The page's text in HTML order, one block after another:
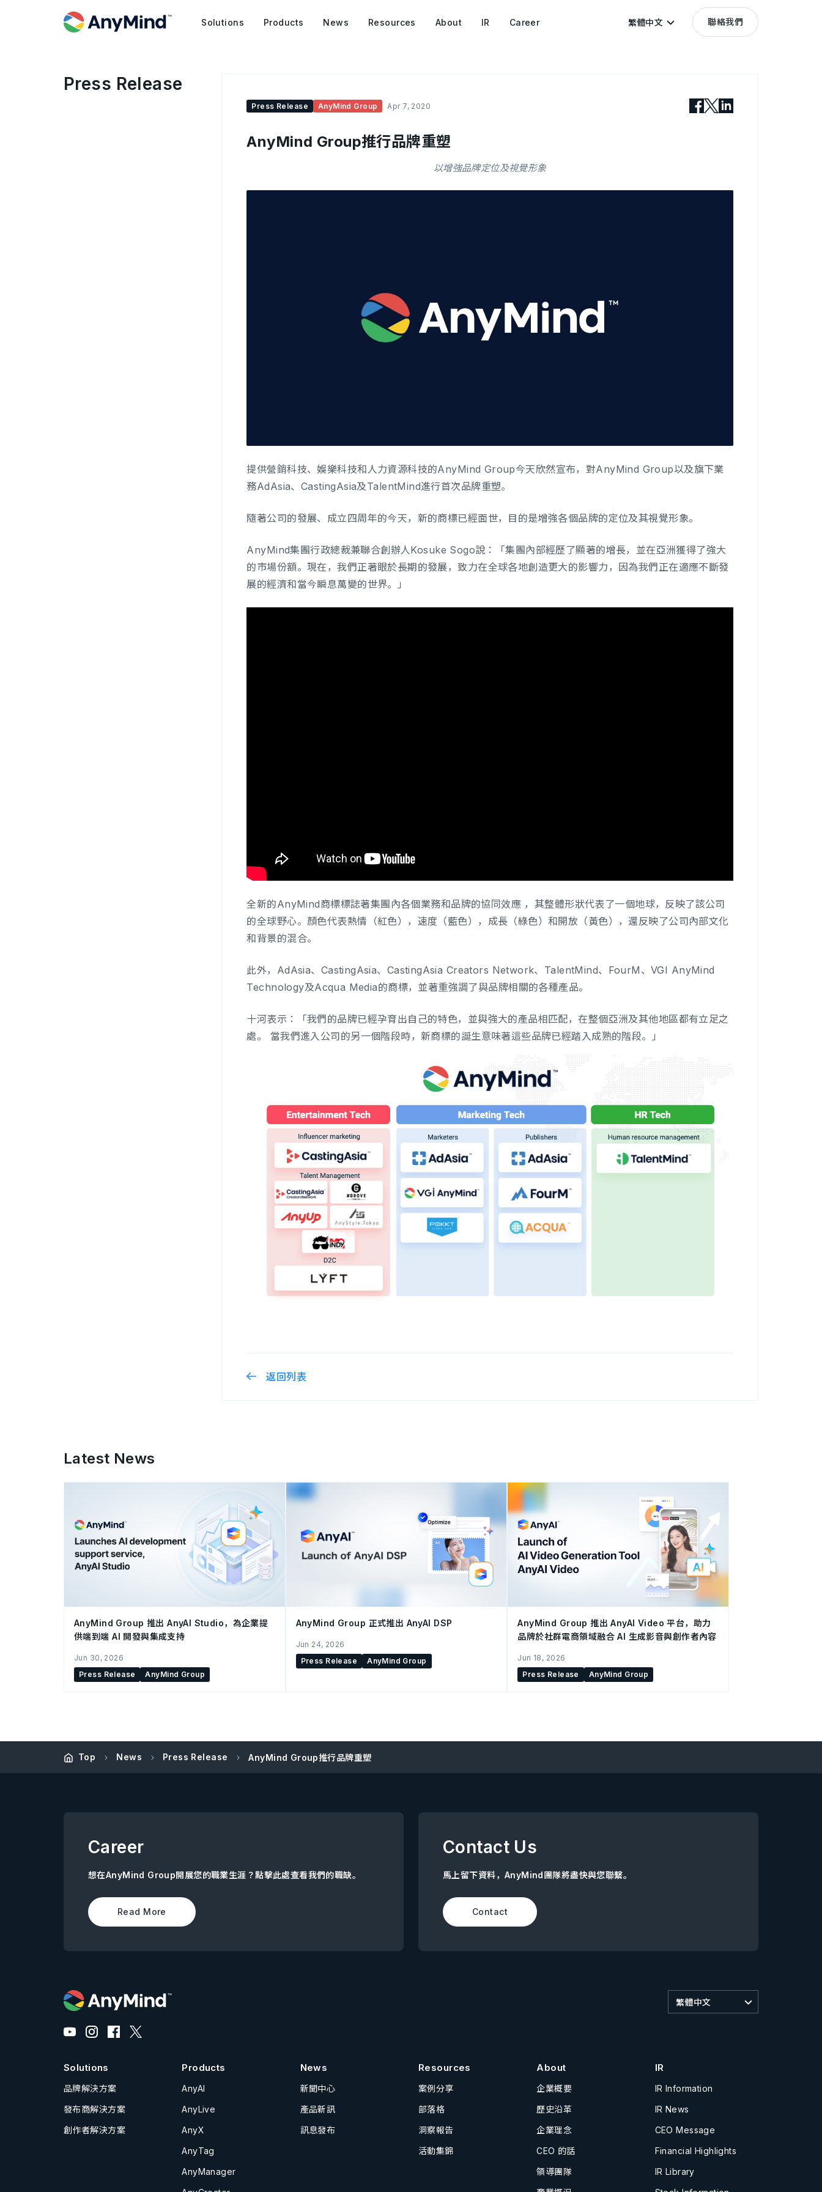
Solutions Products News Resources About IR Career 繁體中文 聯絡我們
Press Release
Press Release AnyMind Group Apr 7, 2020
AnyMind Group推行品牌重塑
以增強品牌定位及視覺形象
提供營銷科技、娛樂科技和人力資源科技的AnyMind Group今天欣然宣布，對AnyMind Group以及旗下業
務AdAsia、CastingAsia及TalentMind進行首次品牌重塑。
隨著公司的發展、成立四周年的今天，新的商標已經面世，目的是增強各個品牌的定位及其視覺形象。
AnyMind集團行政總裁兼聯合創辦人Kosuke Sogo說：「集團內部經歷了顯著的增長，並在亞洲獲得了強大
的市場份額。現在，我們正著眼於長期的發展，致力在全球各地創造更大的影響力，因為我們正在適應不斷發
展的經濟和當今瞬息萬變的世界。」
全新的AnyMind商標標誌著集團內各個業務和品牌的協同效應 ，其整體形狀代表了一個地球，反映了該公司
的全球野心。顏色代表熱情（紅色），速度（藍色），成長（綠色）和開放（黃色），還反映了公司內部文化
和背景的混合。
此外，AdAsia、CastingAsia、CastingAsia Creators Network、TalentMind、FourM、VGI AnyMind
Technology及Acqua Media的商標，並著重強調了與品牌相關的各種產品。
十河表示：「我們的品牌已經孕育出自己的特色，並與強大的產品相匹配，在整個亞洲及其他地區都有立足之
處。 當我們進入公司的另一個階段時，新商標的誕生意味著這些品牌已經踏入成熟的階段。」
返回列表
Latest News
AnyMind Group 推出 AnyAI Studio，為企業提
供端到端 AI 開發與集成支持
Jun 30, 2026
Press Release
AnyMind Group
AnyMind Group 正式推出 AnyAI DSP
Jun 24, 2026
Press Release
AnyMind Group
AnyMind Group 推出 AnyAI Video 平台，助力
品牌於社群電商領域融合 AI 生成影音與創作者內容
Jun 18, 2026
Press Release
AnyMind Group
Top News Press Release AnyMind Group推行品牌重塑
Career
想在AnyMind Group開展您的職業生涯？點擊此處查看我們的職缺。
Read More
Contact Us
馬上留下資料，AnyMind團隊將盡快與您聯繫。
Contact
繁體中文
Solutions
品牌解決方案
發布商解決方案
創作者解決方案
Products
AnyAI
AnyLive
AnyX
AnyTag
AnyManager
News
新聞中心
產品新訊
訊息發布
Resources
案例分享
部落格
洞察報告
活動集錦
About
企業概要
歷史沿革
企業理念
CEO 的話
領導團隊
IR
IR Information
IR News
CEO Message
Financial Highlights
IR Library